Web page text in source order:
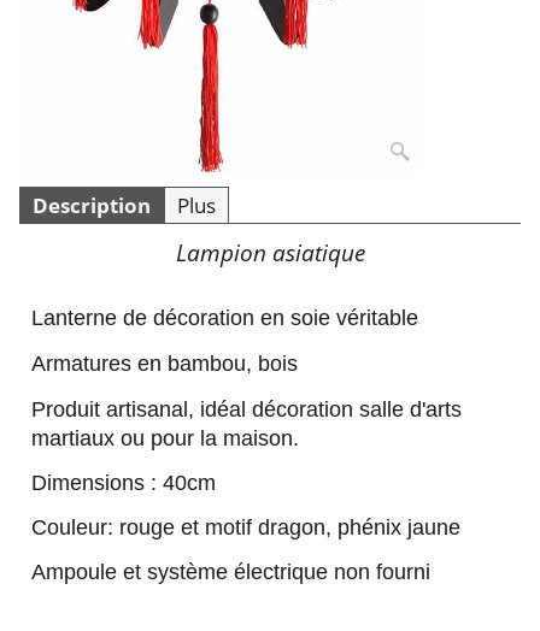
Description Plus
Lampion asiatique
Lanterne de décoration en soie véritable
Armatures en bambou, bois
Produit artisanal, idéal décoration salle d'arts
martiaux ou pour la maison.
Dimensions : 40cm
Couleur: rouge et motif dragon, phénix jaune
Ampoule et système électrique non fourni